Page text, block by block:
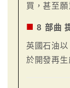
買，甚至
■ 8 部曲
英國石油
於開發再生